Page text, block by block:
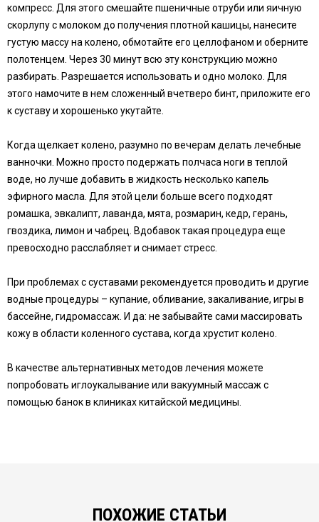
компресс. Для этого смешайте пшеничные отруби или яичную
скорлупу с молоком до получения плотной кашицы, нанесите
густую массу на колено, обмотайте его целлофаном и оберните
полотенцем. Через 30 минут всю эту конструкцию можно
разбирать. Разрешается использовать и одно молоко. Для
этого намочите в нем сложенный вчетверо бинт, приложите его
к суставу и хорошенько укутайте.
Когда щелкает колено, разумно по вечерам делать лечебные
ванночки. Можно просто подержать полчаса ноги в теплой
воде, но лучше добавить в жидкость несколько капель
эфирного масла. Для этой цели больше всего подходят
ромашка, эвкалипт, лаванда, мята, розмарин, кедр, герань,
гвоздика, лимон и чабрец. Вдобавок такая процедура еще
превосходно расслабляет и снимает стресс.
При проблемах с суставами рекомендуется проводить и другие
водные процедуры – купание, обливание, закаливание, игры в
бассейне, гидромассаж. И да: не забывайте сами массировать
кожу в области коленного сустава, когда хрустит колено.
В качестве альтернативных методов лечения можете
попробовать иглоукалывание или вакуумный массаж с
помощью банок в клиниках китайской медицины.
ПОХОЖИЕ СТАТЬИ